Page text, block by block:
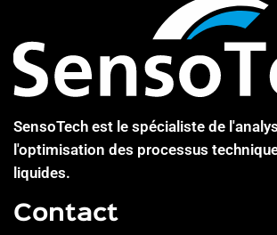
SensoTech est le spécialiste de
l'optimisation des processus
liquides.
Contact